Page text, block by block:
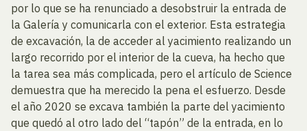
por lo que se ha renunciado a desobstruir la entrada de
la Galería y comunicarla con el exterior. Esta estrategia
de excavación, la de acceder al yacimiento realizando un
largo recorrido por el interior de la cueva, ha hecho que
la tarea sea más complicada, pero el artículo de Science
demuestra que ha merecido la pena el esfuerzo. Desde
el año 2020 se excava también la parte del yacimiento
que quedó al otro lado del “tapón” de la entrada, en lo